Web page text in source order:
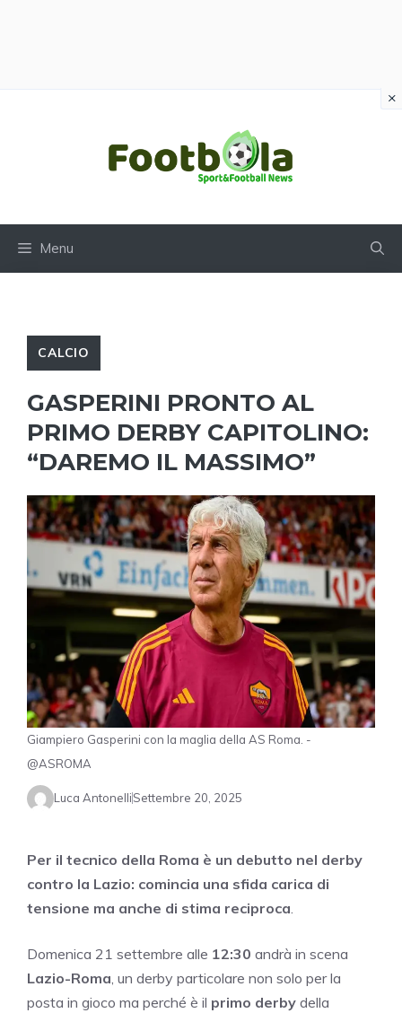
Menu
CALCIO
GASPERINI PRONTO AL
PRIMO DERBY CAPITOLINO:
“DAREMO IL MASSIMO”
Giampiero Gasperini con la maglia della AS Roma. -
@ASROMA
Luca AntonelliSettembre 20, 2025
Per il tecnico della Roma è un debutto nel derby
contro la Lazio: comincia una sfida carica di
tensione ma anche di stima reciproca
Domenica 21 settembre alle 12:30 andrà in scena
Lazio-Roma , un derby particolare non solo per la
posta in gioco ma perché è il primo derby della
×